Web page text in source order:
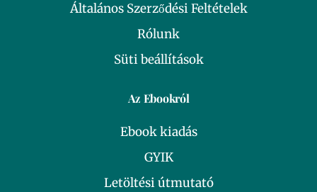
Általános Szerződési Feltételek
Rólunk
Süti beállítások
Az Ebookról
Ebook kiadás
GYIK
Letöltési útmutató